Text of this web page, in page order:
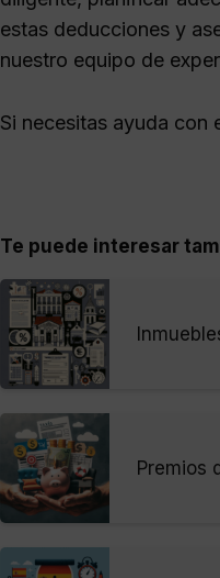
estas deducciones y
nuestro equipo de
Si necesitas ayuda con
Te puede interesar
Premios